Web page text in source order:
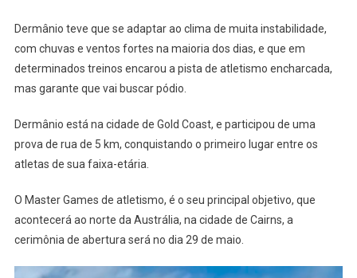
Expectativa
Para
A
Master
Games
Da
Dermânio teve que se adaptar ao clima de muita instabilidade,
com chuvas e ventos fortes na maioria dos dias, e que em
determinados treinos encarou a pista de atletismo encharcada,
mas garante que vai buscar pódio.
Dermânio está na cidade de Gold Coast, e participou de uma
prova de rua de 5 km, conquistando o primeiro lugar entre os
atletas de sua faixa-etária.
O Master Games de atletismo, é o seu principal objetivo, que
acontecerá ao norte da Austrália, na cidade de Cairns, a
cerimônia de abertura será no dia 29 de maio.